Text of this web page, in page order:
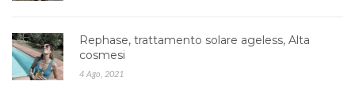
Rephase, trattamento solare ageless, Alta
cosmesi
4 Ago, 2021